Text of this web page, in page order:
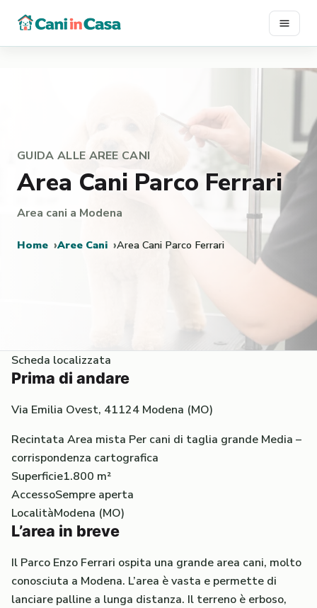
contenuto
GUIDA ALLE AREE CANI
Area Cani Parco Ferrari
Area cani a Modena
Home Aree Cani Area Cani Parco Ferrari
Scheda localizzata
Prima di andare
Via Emilia Ovest, 41124 Modena (MO)
Recintata Area mista Per cani di taglia grande Media –
corrispondenza cartografica
Superficie1.800 m²
AccessoSempre aperta
LocalitàModena (MO)
L’area in breve
Il Parco Enzo Ferrari ospita una grande area cani, molto
conosciuta a Modena. L’area è vasta e permette di
lanciare palline a lunga distanza. Il terreno è erboso,